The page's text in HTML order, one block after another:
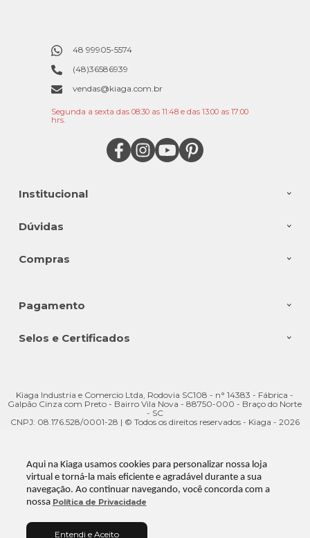
Aqui na Kiaga usamos cookies para personalizar nossa loja
virtual e torná-la mais eficiente e agradável durante a sua
navegação. Ao continuar navegando, você concorda com a
nossa Política de Privacidade
Entendi e Aceito
Institucional
Dúvidas
Compras
48 99905-5574
(48)36586939
vendas@kiaga.com.br
Segunda a sexta das 08:30 as 11:48 e das 13:00 as 17:00
hrs.
Pagamento
Selos e Certificados
Kiaga Industria e Comercio Ltda, Rodovia SC108 - n° 14383 - Fábrica -
Galpão Cinza com Preto - Bairro Vila Nova - 88750-000 - Braço do Norte
- SC
CNPJ: 08.176.528/0001-28 | © Todos os direitos reservados - Kiaga - 2026